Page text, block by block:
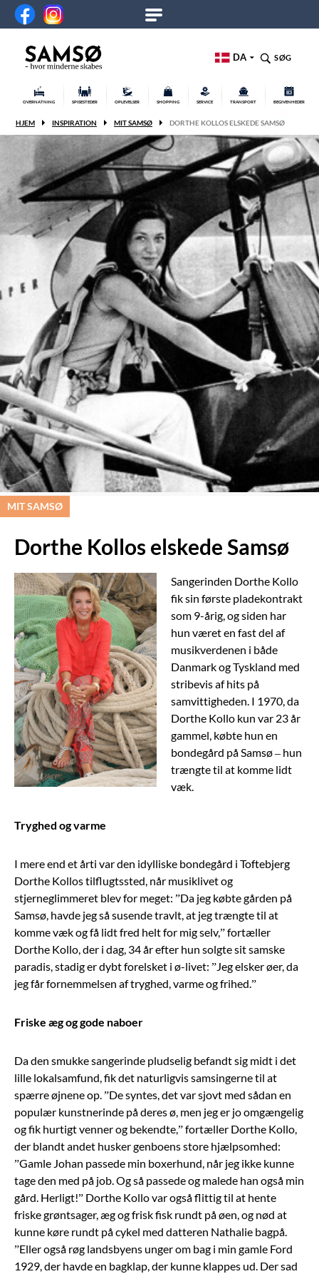
DA SØG
OVERNATNING SPISESTEDER OPLEVELSER SHOPPING SERVICE TRANSPORT BEGIVENHEDER
HJEM INSPIRATION MIT SAMSØ DORTHE KOLLOS ELSKEDE SAMSØ
MIT SAMSØ
Dorthe Kollos elskede Samsø
Sangerinden Dorthe Kollo
fik sin første pladekontrakt
som 9-årig, og siden har
hun været en fast del af
musikverdenen i både
Danmark og Tyskland med
stribevis af hits på
samvittigheden. I 1970, da
Dorthe Kollo kun var 23 år
gammel, købte hun en
bondegård på Samsø – hun
trængte til at komme lidt
væk.
Tryghed og varme
I mere end et årti var den idylliske bondegård i Toftebjerg
Dorthe Kollos tilflugtssted, når musiklivet og
stjerneglimmeret blev for meget: ”Da jeg købte gården på
Samsø, havde jeg så susende travlt, at jeg trængte til at
komme væk og få lidt fred helt for mig selv,” fortæller
Dorthe Kollo, der i dag, 34 år efter hun solgte sit samske
paradis, stadig er dybt forelsket i ø-livet: ”Jeg elsker øer, da
jeg får fornemmelsen af tryghed, varme og frihed.”
Friske æg og gode naboer
Da den smukke sangerinde pludselig befandt sig midt i det
lille lokalsamfund, fik det naturligvis samsingerne til at
spærre øjnene op. ”De syntes, det var sjovt med sådan en
populær kunstnerinde på deres ø, men jeg er jo omgængelig
og fik hurtigt venner og bekendte,” fortæller Dorthe Kollo,
der blandt andet husker genboens store hjælpsomhed:
”Gamle Johan passede min boxerhund, når jeg ikke kunne
tage den med på job. Og så passede og malede han også min
gård. Herligt!” Dorthe Kollo var også flittig til at hente
friske grøntsager, æg og frisk fisk rundt på øen, og nød at
kunne køre rundt på cykel med datteren Nathalie bagpå.
”Eller også røg landsbyens unger om bag i min gamle Ford
1929, der havde en bagklap, der kunne klappes ud. Der sad